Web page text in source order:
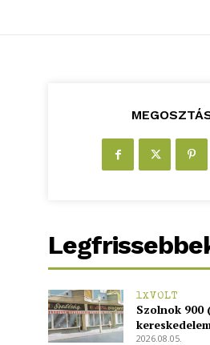
1XVOLT
Szolnok 900
2026.08.05.